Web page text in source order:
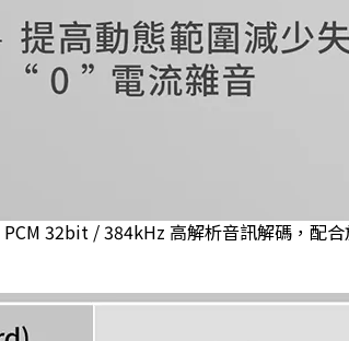
PCM 32bit / 384kHz 高解析音訊解碼，配